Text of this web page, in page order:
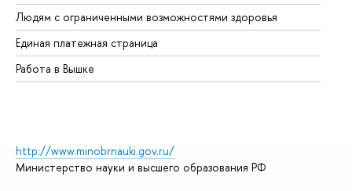
Людям с ограниченными возможностями здоровья
Единая платежная страница
Работа в Вышке
http://www.minobrnauki.gov.ru/
Министерство науки и высшего образования РФ